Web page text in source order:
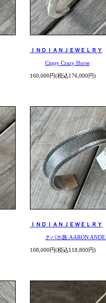
ＩＮＤＩＡＮＪＥＷＥＬＲＹ
Cippy Crazy Horse
160,000円(税込176,000円)
ＩＮＤＩＡＮＪＥＷＥＬＲＹ
ナバホ族:AARON
108,000円(税込118,800円)